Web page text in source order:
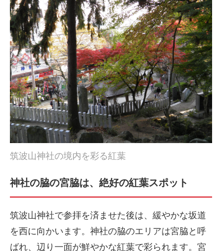
筑波山神社の境内を彩る紅葉
神社の脇の宮脇は、絶好の紅葉スポット
筑波山神社で参拝を済ませた後は、緩やかな坂道
を西に向かいます。神社の脇のエリアは宮脇と呼
ばれ、辺り一面が鮮やかな紅葉で彩られます。宮